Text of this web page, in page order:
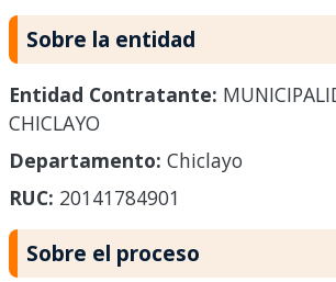
Sobre la entidad
Entidad Contratante:
CHICLAYO
Departamento: Chiclayo
RUC: 20141784901
Sobre el proceso